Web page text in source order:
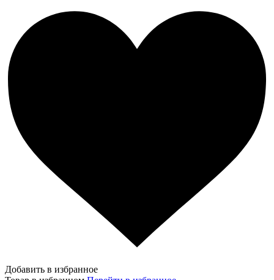
Добавить в избранное